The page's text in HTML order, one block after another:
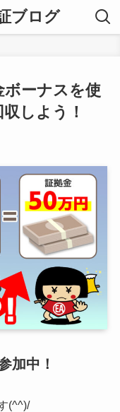
ブログ
ボーナスを使
しよう！
加中！
(^^)/